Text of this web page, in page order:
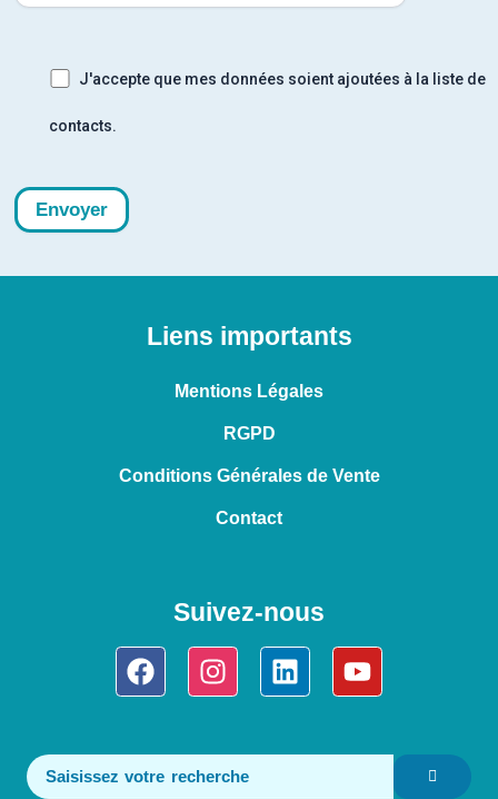
J'accepte que mes données soient ajoutées à la liste de
contacts.
Liens importants
Mentions Légales
RGPD
Conditions Générales de Vente
Contact
Suivez-nous
FacebookInstagram
LinkedinYoutube